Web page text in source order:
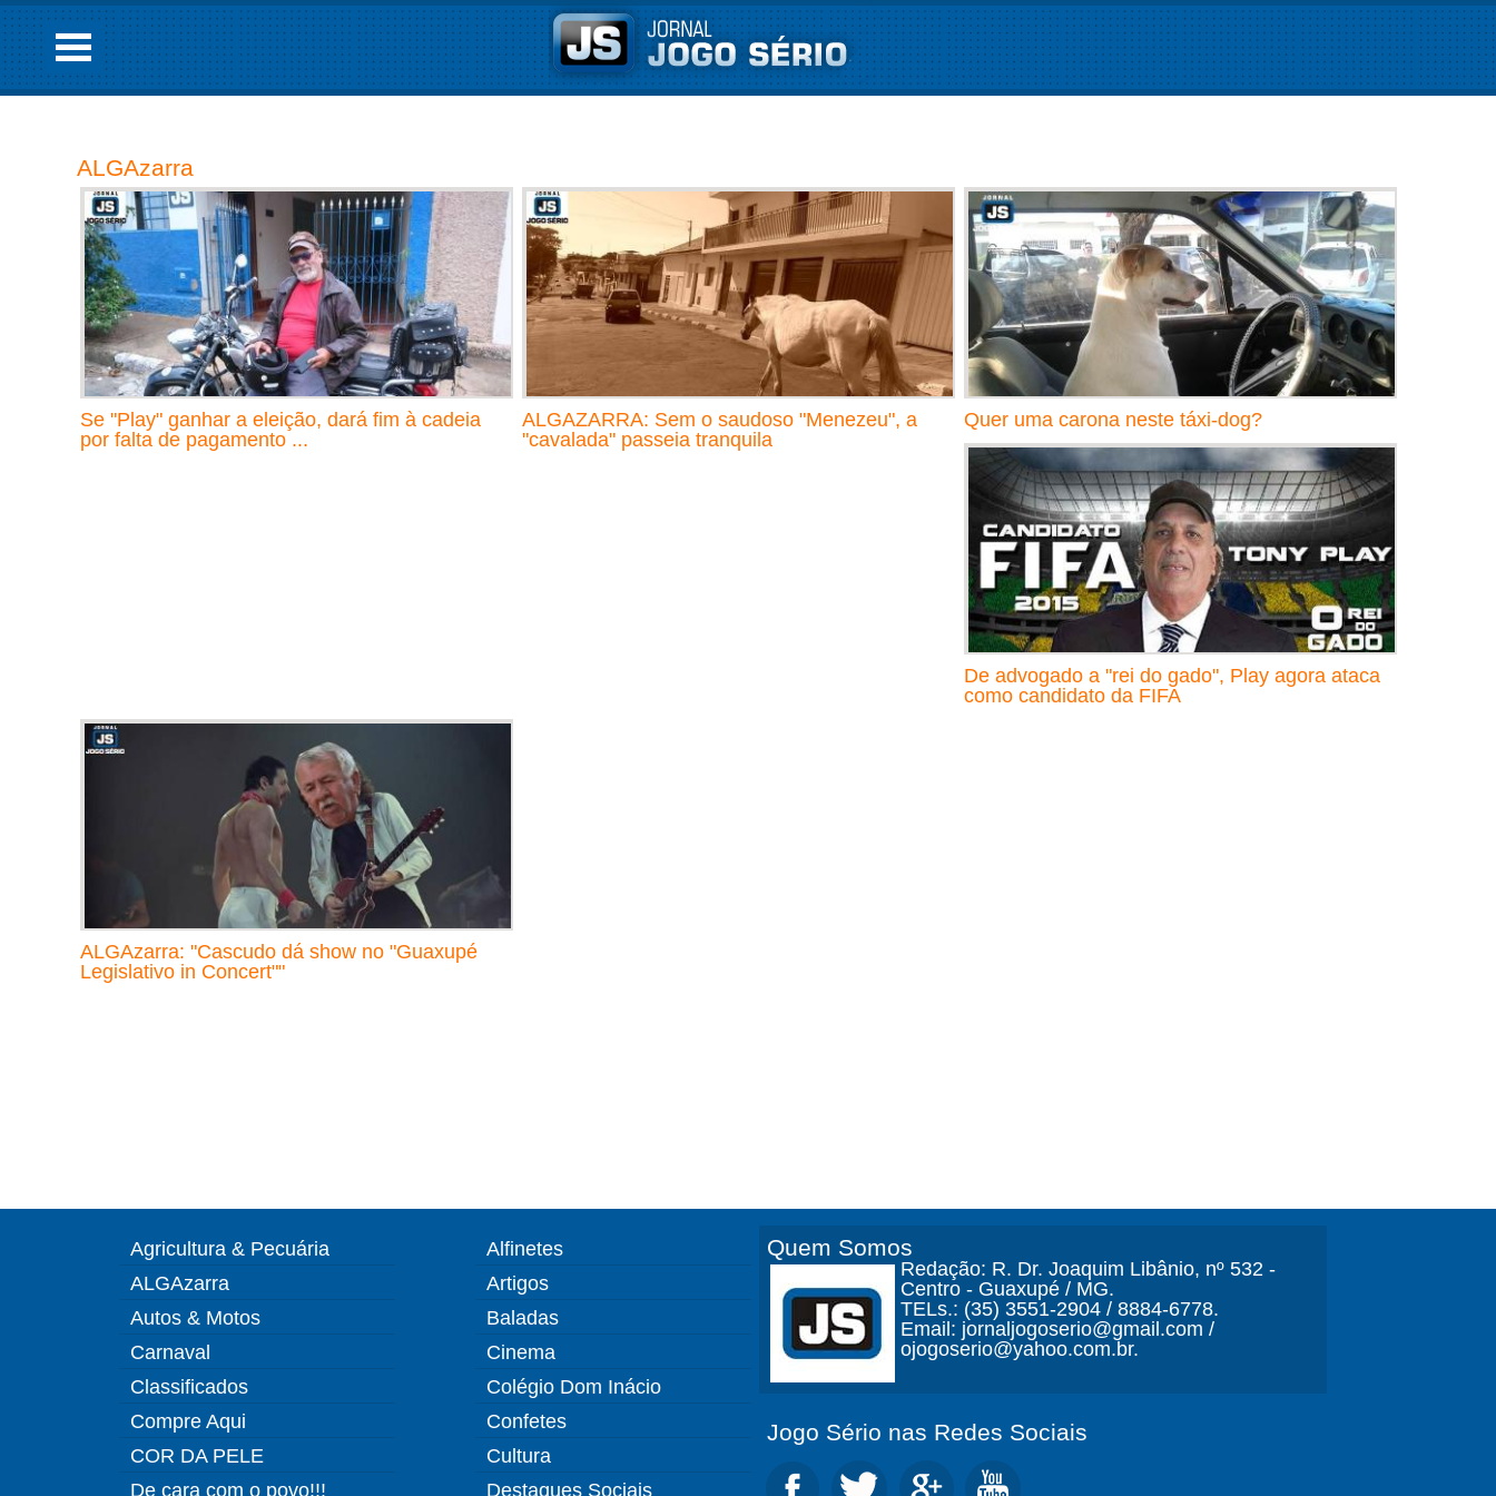
ALGAzarra
Se "Play" ganhar a eleição, dará fim à cadeia
por falta de pagamento ...
ALGAZARRA: Sem o saudoso "Menezeu", a
"cavalada" passeia tranquila
Quer uma carona neste táxi-dog?
De advogado a "rei do gado", Play agora ataca
como candidato da FIFA
ALGAzarra: "Cascudo dá show no "Guaxupé
Legislativo in Concert""
Agricultura & Pecuária
ALGAzarra
Autos & Motos
Carnaval
Classificados
Compre Aqui
COR DA PELE
De cara com o povo!!!
Alfinetes
Artigos
Baladas
Cinema
Colégio Dom Inácio
Confetes
Cultura
Destaques Sociais
Quem Somos
Redação: R. Dr. Joaquim Libânio, nº 532 -
Centro - Guaxupé / MG.
TELs.: (35) 3551-2904 / 8884-6778.
Email: jornaljogoserio@gmail.com /
ojogoserio@yahoo.com.br.
Jogo Sério nas Redes Sociais